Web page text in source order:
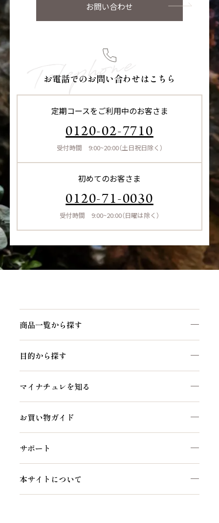
お問い合わせ
お電話でのお問い合わせはこちら
定期コースをご利用中のお客さま
0120-02-7710
受付時間 9:00~20:00（土日祝日除く）
初めてのお客さま
0120-71-0030
受付時間 9:00~20:00（日曜は除く）
商品一覧から探す
目的から探す
マイナチュレを知る
お買い物ガイド
サポート
本サイトについて